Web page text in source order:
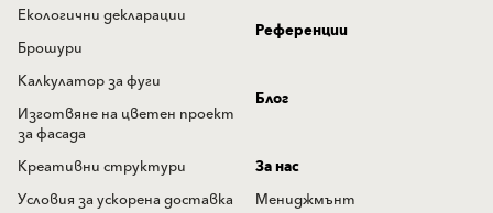
Екологични декларации
Брошури
Калкулатор за фуги
Изготвяне на цветен проект
за фасада
Креативни структури
Условия за ускорена доставка
Референции
Блог
За нас
Мениджмънт